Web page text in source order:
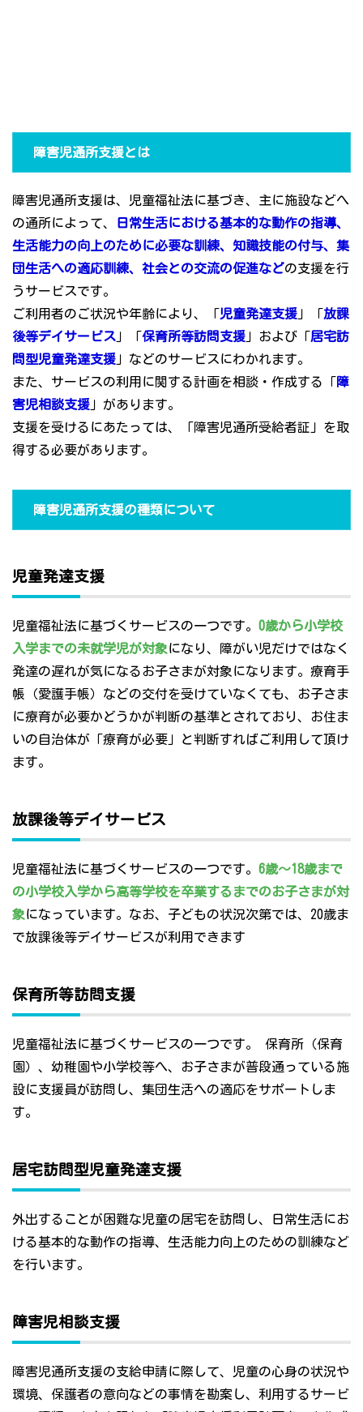
障害児通所支援とは
障害児通所支援は、児童福祉法に基づき、主に施設などへ
の通所によって、
日常生活における基本的な動作の指導、
生活能力の向上のために必要な訓練、知識技能の付与、集
団生活への適応訓練、社会との交流の促進などの支援を行
うサービスです。
ご利用者のご状況や年齢により、「児童発達支援 」「放課
後等デイサービス 」「保育所等訪問支援 」および「居宅訪
問型児童発達支援 」などのサービスにわかれます。
また、サービスの利用に関する計画を相談・作成する「障
害児相談支援 」があります。
支援を受けるにあたっては、「障害児通所受給者証」を取
得する必要があります。
障害児通所支援の種類について
児童発達支援
児童福祉法に基づくサービスの一つです。 0歳から小学校
入学までの未就学児が対象になり、障がい児だけではなく
発達の遅れが気になるお子さまが対象になります。療育手
帳（愛護手帳）などの交付を受けていなくても、お子さま
に療育が必要かどうかが判断の基準とされており、お住ま
いの自治体が「療育が必要」と判断すればご利用して頂け
ます。
放課後等デイサービス
児童福祉法に基づくサービスの一つです。 6歳～18歳まで
の小学校入学から高等学校を卒業するまでのお子さまが対
象になっています。なお、子どもの状況次第では、20歳ま
で放課後等デイサービスが利用できます
保育所等訪問支援
児童福祉法に基づくサービスの一つです。 保育所（保育
園）、幼稚園や小学校等へ、お子さまが普段通っている施
設に支援員が訪問し、集団生活への適応をサポートしま
す。
居宅訪問型児童発達支援
外出することが困難な児童の居宅を訪問し、日常生活にお
ける基本的な動作の指導、生活能力向上のための訓練など
を行います。
障害児相談支援
障害児通所支援の支給申請に際して、児童の心身の状況や
環境、保護者の意向などの事情を勘案し、利用するサービ